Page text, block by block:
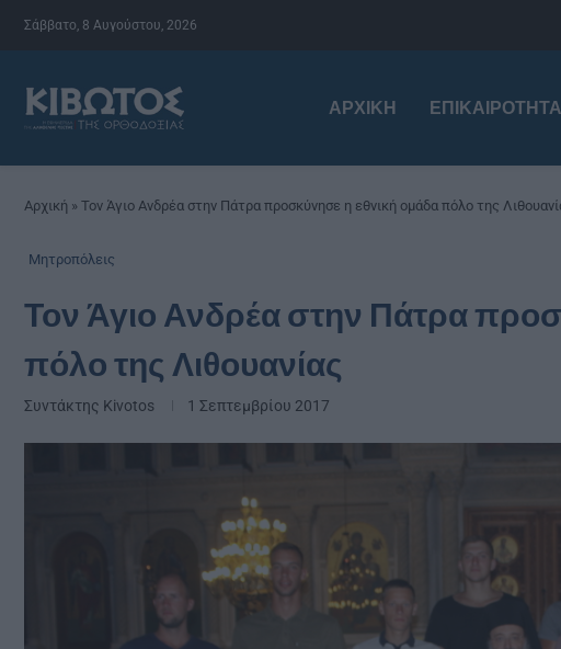
Σάββατο, 8 Αυγούστου, 2026
ΑΡΧΙΚΉ ΕΠΙΚΑΙΡΌΤΗΤΑ
Αρχική » Τον Άγιο Ανδρέα στην Πάτρα προσκύνησε η εθνική ομάδα πόλο της
Μητροπόλεις
Τον Άγιο Ανδρέα στην Πάτρα
πόλο της Λιθουανίας
Συντάκτης Kivotos 1 Σεπτεμβρίου 2017